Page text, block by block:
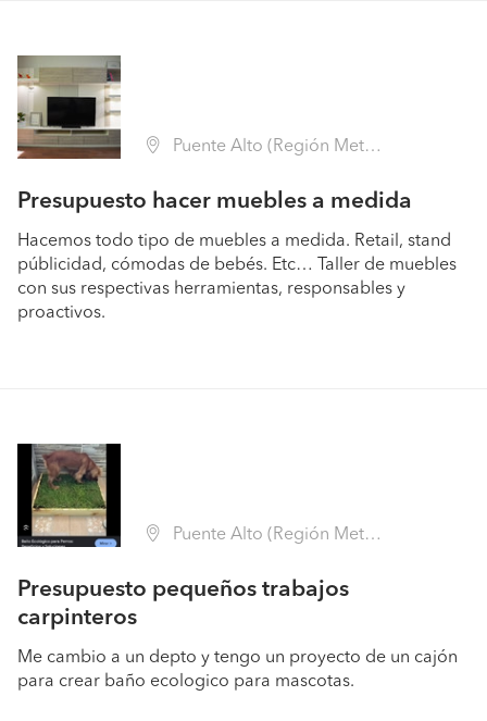
Puente Alto (Región Metropolitana - Cordillera)
Presupuesto hacer muebles a medida
Hacemos todo tipo de muebles a medida. Retail, stand
públicidad, cómodas de bebés. Etc… Taller de muebles
con sus respectivas herramientas, responsables y
proactivos.
Puente Alto (Región Metropolitana - Cordillera)
Presupuesto pequeños trabajos
carpinteros
Me cambio a un depto y tengo un proyecto de un cajón
para crear baño ecologico para mascotas.